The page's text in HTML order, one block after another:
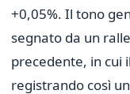
+0,05%. Il tono
segnato da un
precedente, in cui
registrando così